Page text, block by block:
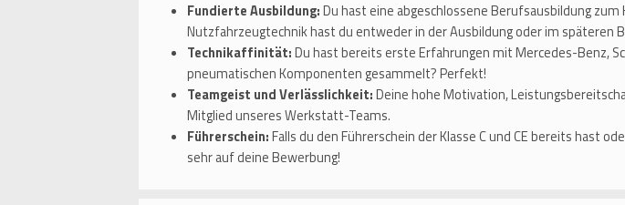
Fundierte Ausbildung:Du hast eine abgeschlossene Berufsausbildung
Nutzfahrzeugtechnik hast du entweder in der Ausbildung oder im späteren
Technikaffinität:Du hast bereits erste Erfahrungen mit Mercedes-Benz,
pneumatischen Komponenten gesammelt? Perfekt!
Teamgeist und Verlässlichkeit:Deine hohe Motivation,
Mitglied unseres Werkstatt-Teams.
Führerschein:Falls du den Führerschein der Klasse C und CE bereits hast
sehr auf deine Bewerbung!